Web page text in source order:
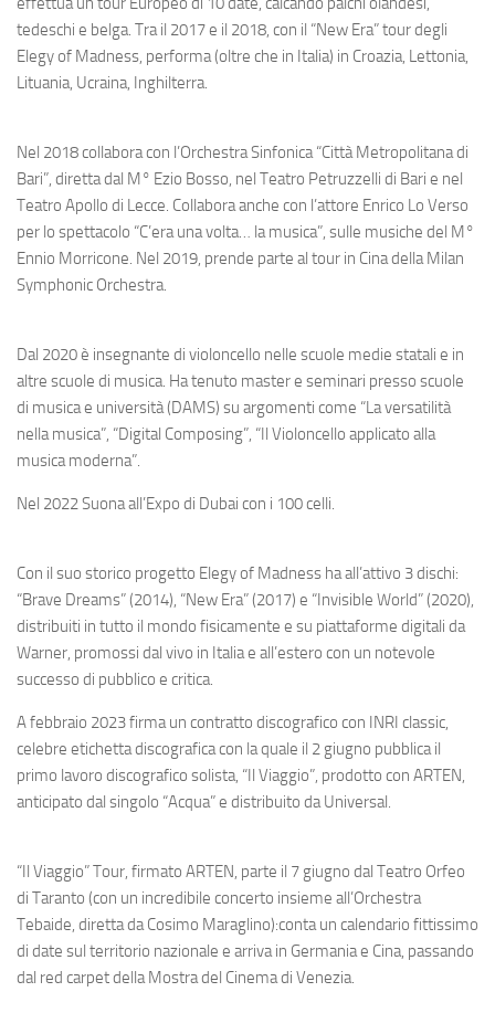
tedeschi e belga. Tra il 2017 e il 2018, con il “New Era” tour degli
Elegy of Madness, performa (oltre che in Italia) in Croazia, Lettonia,
Lituania, Ucraina, Inghilterra.
Nel 2018 collabora con l’Orchestra Sinfonica “Città Metropolitana di
Bari”, diretta dal M° Ezio Bosso, nel Teatro Petruzzelli di Bari e nel
Teatro Apollo di Lecce. Collabora anche con l’attore Enrico Lo Verso
per lo spettacolo “C’era una volta… la musica”, sulle musiche del M°
Ennio Morricone. Nel 2019, prende parte al tour in Cina della Milan
Symphonic Orchestra.
Dal 2020 è insegnante di violoncello nelle scuole medie statali e in
altre scuole di musica. Ha tenuto master e seminari presso scuole
di musica e università (DAMS) su argomenti come “La versatilità
nella musica”, “Digital Composing”, “Il Violoncello applicato alla
musica moderna”.
Nel 2022 Suona all’Expo di Dubai con i 100 celli.
Con il suo storico progetto Elegy of Madness ha all’attivo 3 dischi:
“Brave Dreams” (2014), “New Era” (2017) e “Invisible World” (2020),
distribuiti in tutto il mondo fisicamente e su piattaforme digitali da
Warner, promossi dal vivo in Italia e all’estero con un notevole
successo di pubblico e critica.
A febbraio 2023 firma un contratto discografico con INRI classic,
celebre etichetta discografica con la quale il 2 giugno pubblica il
primo lavoro discografico solista, “Il Viaggio”, prodotto con ARTEN,
anticipato dal singolo “Acqua” e distribuito da Universal.
“Il Viaggio” Tour, firmato ARTEN, parte il 7 giugno dal Teatro Orfeo
di Taranto (con un incredibile concerto insieme all’Orchestra
Tebaide, diretta da Cosimo Maraglino):conta un calendario fittissimo
di date sul territorio nazionale e arriva in Germania e Cina, passando
dal red carpet della Mostra del Cinema di Venezia.